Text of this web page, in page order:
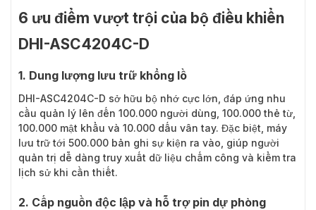
6 ưu điểm vượt trội của bộ điều khiển
DHI-ASC4204C-D
1. Dung lượng lưu trữ khổng lồ
DHI-ASC4204C-D sở hữu bộ nhớ cực lớn, đáp ứng nhu
cầu quản lý lên đến 100.000 người dùng, 100.000 thẻ từ,
100.000 mật khẩu và 10.000 dấu vân tay. Đặc biệt, máy
lưu trữ tới 500.000 bản ghi sự kiện ra vào, giúp người
quản trị dễ dàng truy xuất dữ liệu chấm công và kiểm tra
lịch sử khi cần thiết.
2. Cấp nguồn độc lập và hỗ trợ pin dự phòng